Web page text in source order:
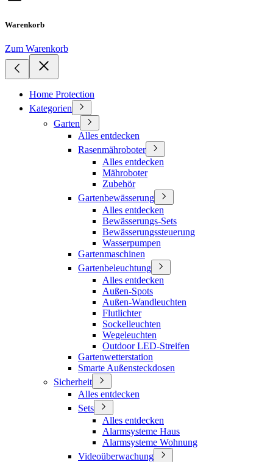
Warenkorb
Zum Warenkorb
Home Protection
Kategorien
Garten
Alles entdecken
Rasenmähroboter
Alles entdecken
Mähroboter
Zubehör
Gartenbewässerung
Alles entdecken
Bewässerungs-Sets
Bewässerungssteuerung
Wasserpumpen
Gartenmaschinen
Gartenbeleuchtung
Alles entdecken
Außen-Spots
Außen-Wandleuchten
Flutlichter
Sockelleuchten
Wegeleuchten
Outdoor LED-Streifen
Gartenwetterstation
Smarte Außensteckdosen
Sicherheit
Alles entdecken
Sets
Alles entdecken
Alarmsysteme Haus
Alarmsysteme Wohnung
Videoüberwachung